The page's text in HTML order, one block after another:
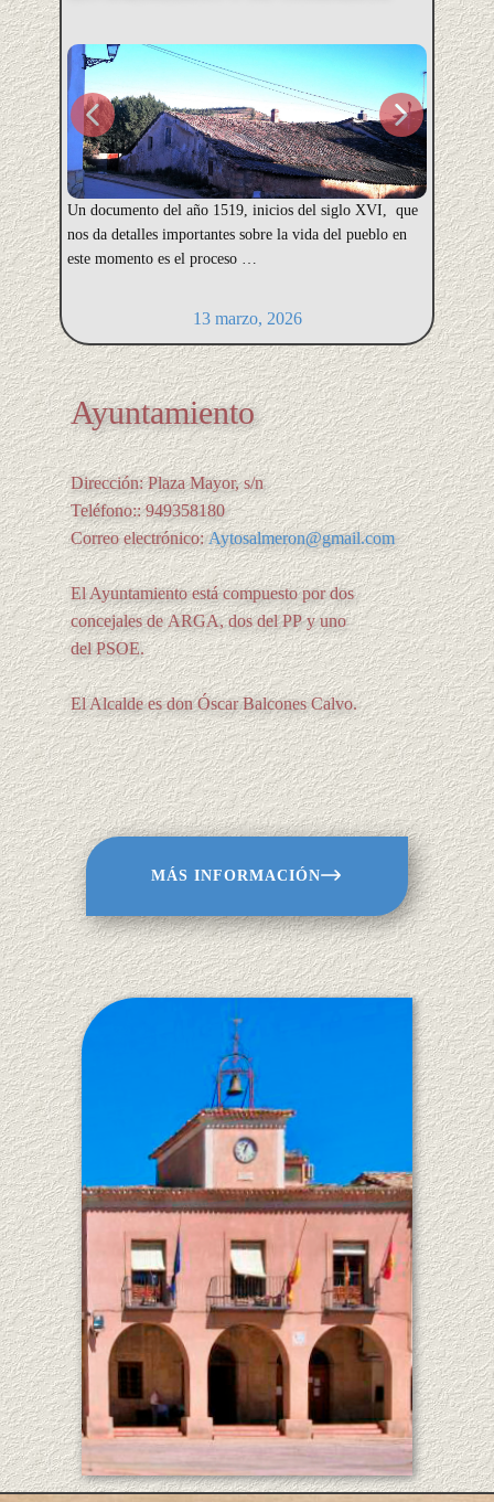
Un documento del año 1519, inicios del siglo XVI, que
nos da detalles importantes sobre la vida del pueblo en
este momento es el proceso …
13 marzo, 2026
Ayuntamiento
Dirección: Plaza Mayor, s/n
Teléfono:: 949358180
Correo electrónico:Aytosalmeron@gmail.com
El Ayuntamiento está compuesto por dos
concejales de ARGA, dos del PP y uno
del PSOE.
El Alcalde es don Óscar Balcones Calvo.
MÁS INFORMACIÓN